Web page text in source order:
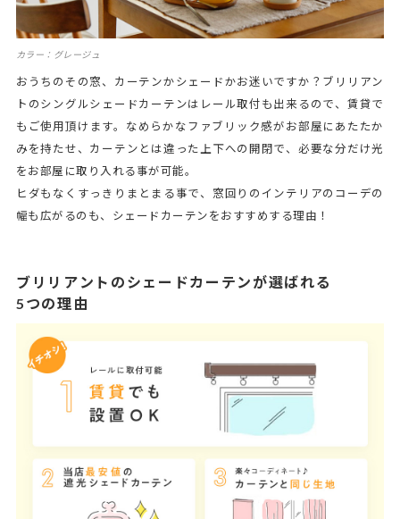
カラー：グレージュ
おうちのその窓、カーテンかシェードかお迷いですか？ブリリアン
トのシングルシェードカーテンはレール取付も出来るので、賃貸で
もご使用頂けます。なめらかなファブリック感がお部屋にあたたか
みを持たせ、カーテンとは違った上下への開閉で、必要な分だけ光
をお部屋に取り入れる事が可能。
ヒダもなくすっきりまとまる事で、窓回りのインテリアのコーデの
幅も広がるのも、シェードカーテンをおすすめする理由！
ブリリアントのシェードカーテンが選ばれる
5つの理由